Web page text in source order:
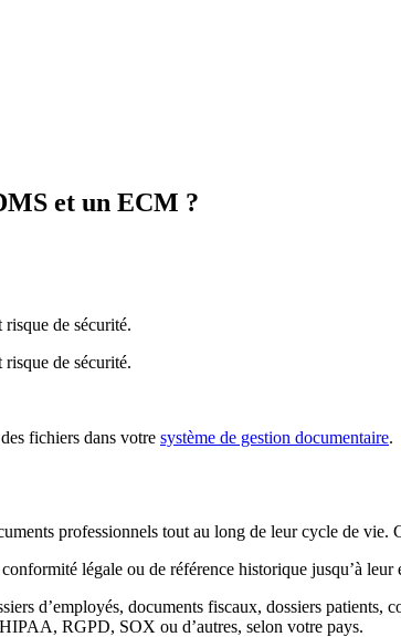
et un ECM ?
risque de sécurité.
risque de sécurité.
fichiers dans votre système de gestion documentaire.
professionnels tout au long de leur cycle de
légale ou de référence historique jusqu’à
d’employés, documents fiscaux, dossiers patients,
RGPD, SOX ou d’autres, selon votre pays.